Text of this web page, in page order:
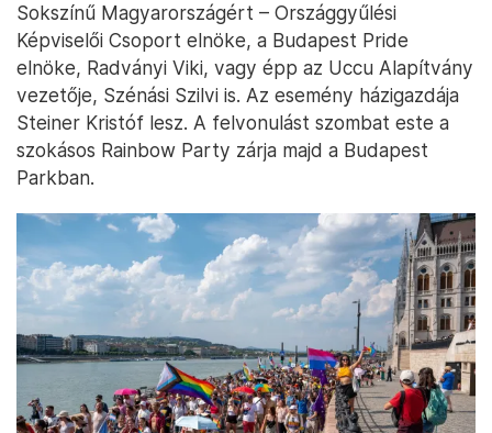
Sokszínű Magyarországért – Országgyűlési
Képviselői Csoport elnöke, a Budapest Pride
elnöke, Radványi Viki, vagy épp az Uccu Alapítvány
vezetője, Szénási Szilvi is. Az esemény házigazdája
Steiner Kristóf lesz. A felvonulást szombat este a
szokásos Rainbow Party zárja majd a Budapest
Parkban.